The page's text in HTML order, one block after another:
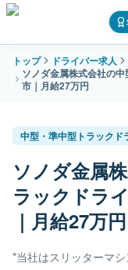
トップ ドライバー求人
ソノダ金属株式会社の
市｜月給27万円
中型・準中型トラックド
ソノダ金属
ラックドラ
｜月給27万円
*当社はスリッターマ